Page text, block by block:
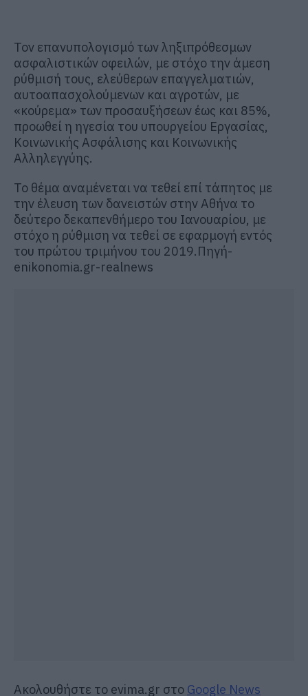
Τον επανυπολογισμό των ληξιπρόθεσμων
ασφαλιστικών οφειλών, με στόχο την άμεση
ρύθμισή τους, ελεύθερων επαγγελματιών,
αυτοαπασχολούμενων και αγροτών, με
«κούρεμα» των προσαυξήσεων έως και 85%,
προωθεί η ηγεσία του υπουργείου Εργασίας,
Κοινωνικής Ασφάλισης και Κοινωνικής
Αλληλεγγύης.
Το θέμα αναμένεται να τεθεί επί τάπητος με
την έλευση των δανειστών στην Αθήνα το
δεύτερο δεκαπενθήμερο του Ιανουαρίου, με
στόχο η ρύθμιση να τεθεί σε εφαρμογή εντός
του πρώτου τριμήνου του 2019.Πηγή-
enikonomia.gr-realnews
Ακολουθήστε το evima.gr στο Google News